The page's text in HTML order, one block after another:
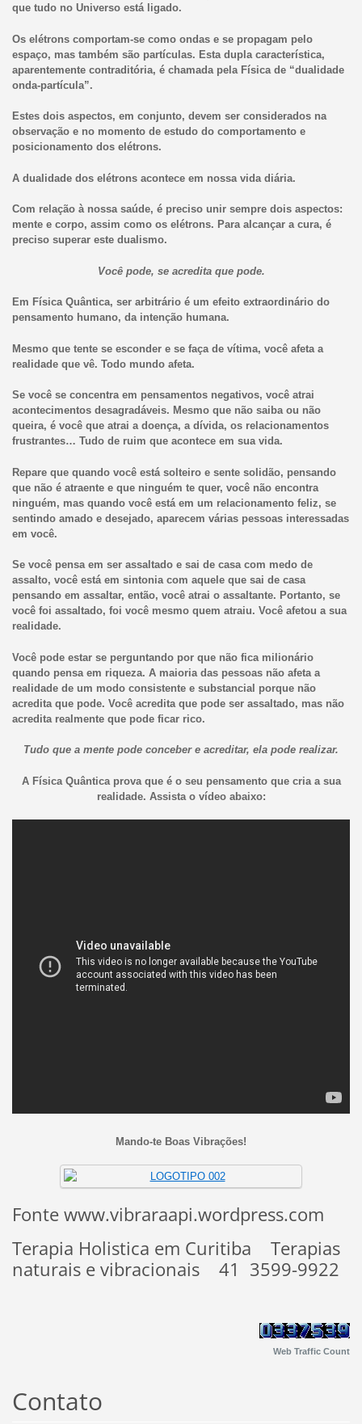
que tudo no Universo está ligado.
Os elétrons comportam-se como ondas e se propagam pelo
espaço, mas também são partículas. Esta dupla característica,
aparentemente contraditória, é chamada pela Física de “dualidade
onda-partícula”.
Estes dois aspectos, em conjunto, devem ser considerados na
observação e no momento de estudo do comportamento e
posicionamento dos elétrons.
A dualidade dos elétrons acontece em nossa vida diária.
Com relação à nossa saúde, é preciso unir sempre dois aspectos:
mente e corpo, assim como os elétrons. Para alcançar a cura, é
preciso superar este dualismo.
Você pode, se acredita que pode.
Em Física Quântica, ser arbitrário é um efeito extraordinário do
pensamento humano, da intenção humana.
Mesmo que tente se esconder e se faça de vítima, você afeta a
realidade que vê. Todo mundo afeta.
Se você se concentra em pensamentos negativos, você atrai
acontecimentos desagradáveis. Mesmo que não saiba ou não
queira, é você que atrai a doença, a dívida, os relacionamentos
frustrantes… Tudo de ruim que acontece em sua vida.
Repare que quando você está solteiro e sente solidão, pensando
que não é atraente e que ninguém te quer, você não encontra
ninguém, mas quando você está em um relacionamento feliz, se
sentindo amado e desejado, aparecem várias pessoas interessadas
em você.
Se você pensa em ser assaltado e sai de casa com medo de
assalto, você está em sintonia com aquele que sai de casa
pensando em assaltar, então, você atrai o assaltante. Portanto, se
você foi assaltado, foi você mesmo quem atraiu. Você afetou a sua
realidade.
Você pode estar se perguntando por que não fica milionário
quando pensa em riqueza. A maioria das pessoas não afeta a
realidade de um modo consistente e substancial porque não
acredita que pode. Você acredita que pode ser assaltado, mas não
acredita realmente que pode ficar rico.
Tudo que a mente pode conceber e acreditar, ela pode realizar.
A Física Quântica prova que é o seu pensamento que cria a sua
realidade. Assista o vídeo abaixo:
Mando-te Boas Vibrações!
Fonte www.vibraraapi.wordpress.com
Terapia Holistica em Curitiba Terapias
naturais e vibracionais 41 3599-9922
Web Traffic Count
Contato